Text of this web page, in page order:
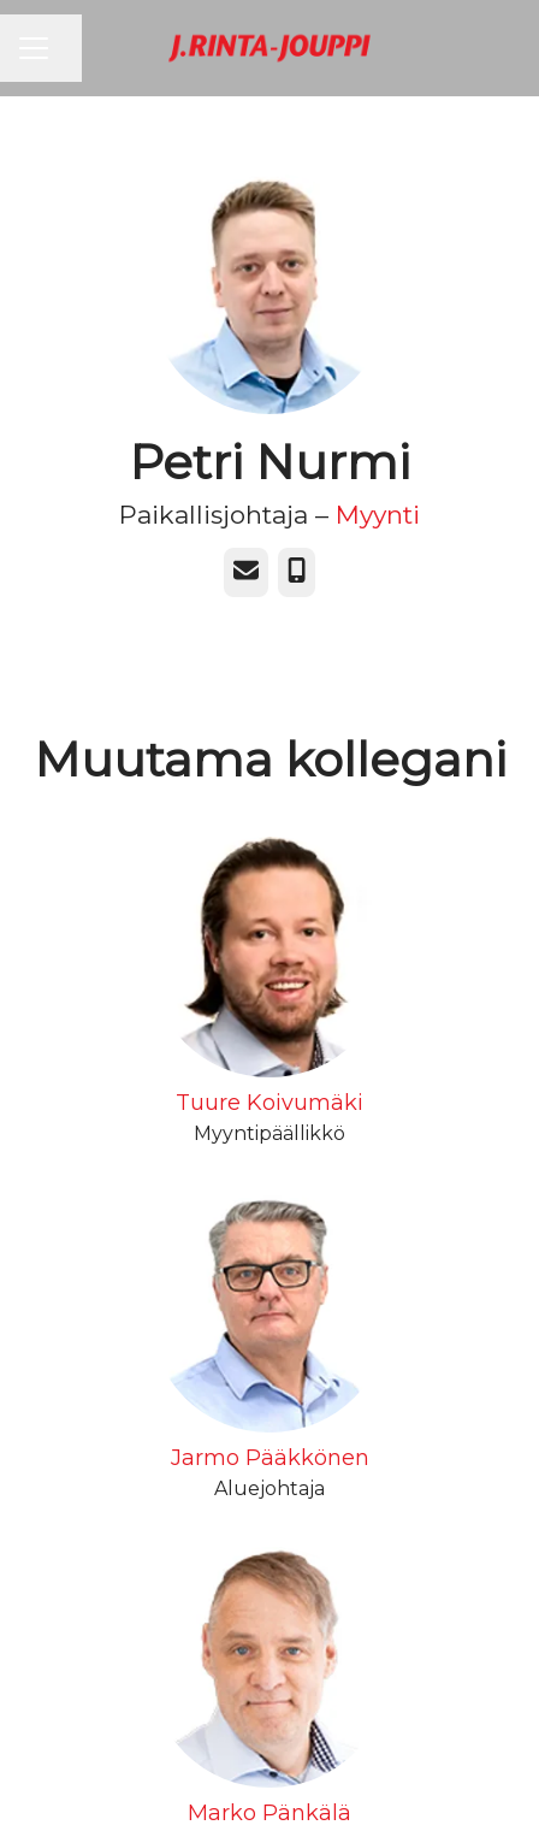
Petri Nurmi
Paikallisjohtaja – Myynti
Sähköposti
Puhelin
Muutama kollegani
Tuure Koivumäki
Myyntipäällikkö
Jarmo Pääkkönen
Aluejohtaja
Marko Pänkälä